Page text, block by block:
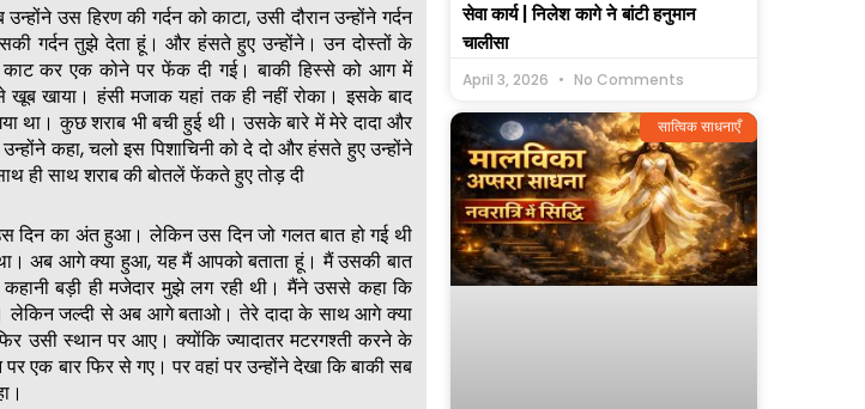
उस हिरण की गर्दन को काटा, उसी दौरान उन्होंने गर्दन
गर्दन तुझे देता हूं। और हंसते हुए उन्होंने। उन दोस्तों के
काट कर एक कोने पर फेंक दी गई। बाकी हिस्से को आग में
खाया। हंसी मजाक यहां तक ही नहीं रोका। इसके बाद
था। कुछ शराब भी बची हुई थी। उसके बारे में मेरे दादा और
कहा, चलो इस पिशाचिनी को दे दो और हंसते हुए उन्होंने
ही साथ शराब की बोतलें फेंकते हुए तोड़ दी
का अंत हुआ। लेकिन उस दिन जो गलत बात हो गई थी
अब आगे क्या हुआ, यह मैं आपको बताता हूं। मैं उसकी बात
बड़ी ही मजेदार मुझे लग रही थी। मैंने उससे कहा कि
लेकिन जल्दी से अब आगे बताओ। तेरे दादा के साथ आगे क्या
उसी स्थान पर आए। क्योंकि ज्यादातर मटरगश्ती करने के
एक बार फिर से गए। पर वहां पर उन्होंने देखा कि बाकी सब
सेवा कार्य | निलेश कागे ने बांटी हनुमान
चालीसा
April 3, 2026 No Comments
सात्विक साधनाएँ